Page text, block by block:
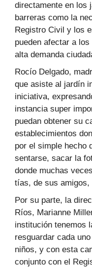
directamente en los
barreras como la
Registro Civil y los
pueden afectar a
alta demanda
Rocío Delgado,
que asiste al jardín
iniciativa,
instancia super
puedan obtener su
establecimientos
por el simple hecho
sentarse, sacar la
donde muchas
tías, de sus amigos,
Por su parte, la
Ríos, Marianne
institución tenemos
resguardar cada
niños, y con esta
conjunto con el